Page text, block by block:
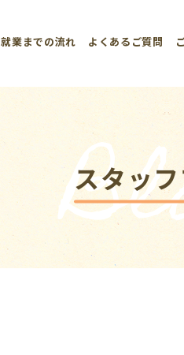
就業までの流れ よくあるご質問
スタッ